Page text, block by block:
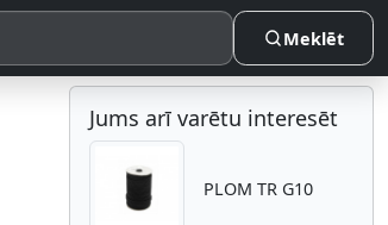
Meklēt
Jums arī varētu interesēt
PLOM TR G10